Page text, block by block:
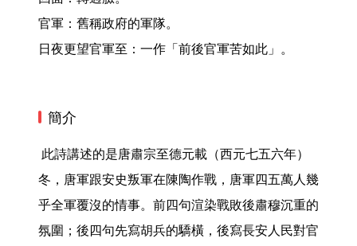
官軍：舊稱政府的軍隊。
日夜更望官軍至：一作「前後官軍苦如此」。
簡介
冬，唐軍跟安史叛軍在陳陶作戰，唐軍四五萬人幾
乎全軍覆沒的情事。前四句渲染戰敗後肅穆沉重的
氛圍；後四句先寫胡兵的驕橫，後寫長安人民對官